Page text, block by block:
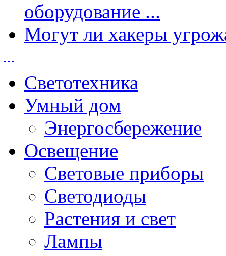
оборудование ...
Могут ли хакеры
Светотехника
Умный дом
Энергосбережение
Освещение
Световые приборы
Светодиоды
Растения и свет
Лампы